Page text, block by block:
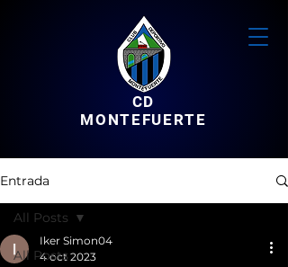
CD
MONTEFUERTE
Entrada
All Posts
All Posts
Iker Simon04
4 oct 2023